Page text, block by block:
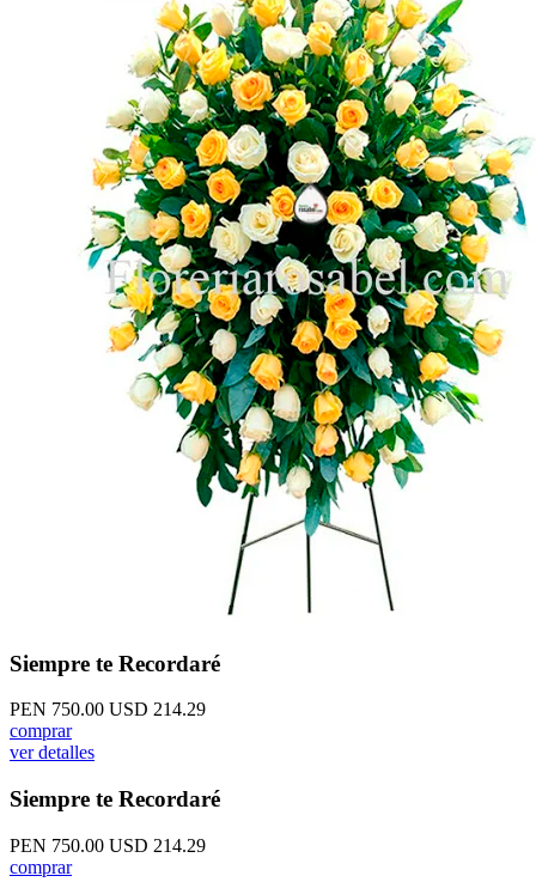
Siempre te Recordaré
PEN 750.00 USD 214.29
comprar
ver detalles
Siempre te Recordaré
PEN 750.00 USD 214.29
comprar